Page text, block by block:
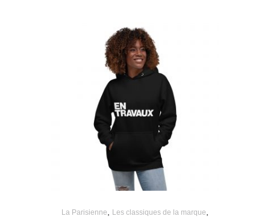
La Parisienne Les classiques de la marque